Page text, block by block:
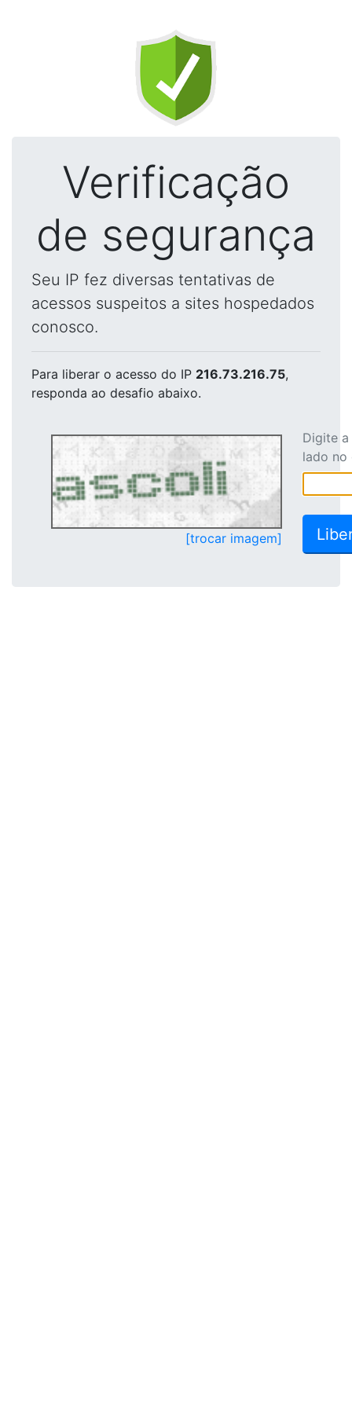
Verificação
de segurança
Seu IP fez diversas tentativas de
acessos suspeitos a sites hospedados
conosco.
Para liberar o acesso do IP 216.73.216.75,
responda ao desafio abaixo.
[trocar imagem]
Digite
lado no